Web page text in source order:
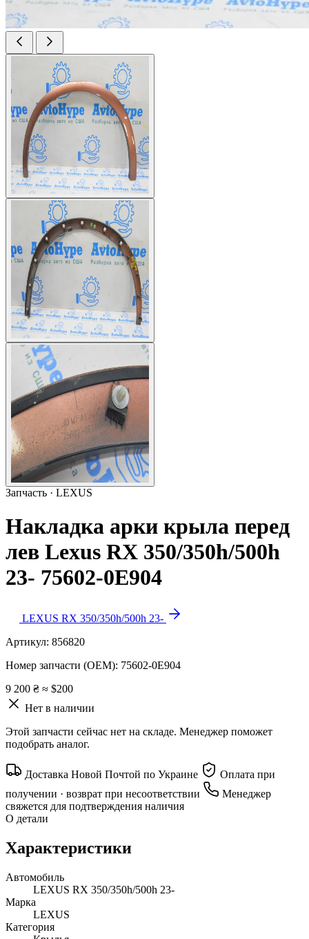
Запчасть · LEXUS
Накладка арки крыла перед
лев Lexus RX 350/350h/500h
23- 75602-0E904
LEXUS RX 350/350h/500h 23-
Артикул: 856820
Номер запчасти (OEM): 75602-0E904
9 200 ₴ ≈ $200
Нет в наличии
Этой запчасти сейчас нет на складе. Менеджер поможет
подобрать аналог.
Доставка Новой Почтой по Украине
Оплата при
получении · возврат при несоответствии
Менеджер
свяжется для подтверждения наличия
О детали
Характеристики
Автомобиль
LEXUS RX 350/350h/500h 23-
Марка
LEXUS
Категория